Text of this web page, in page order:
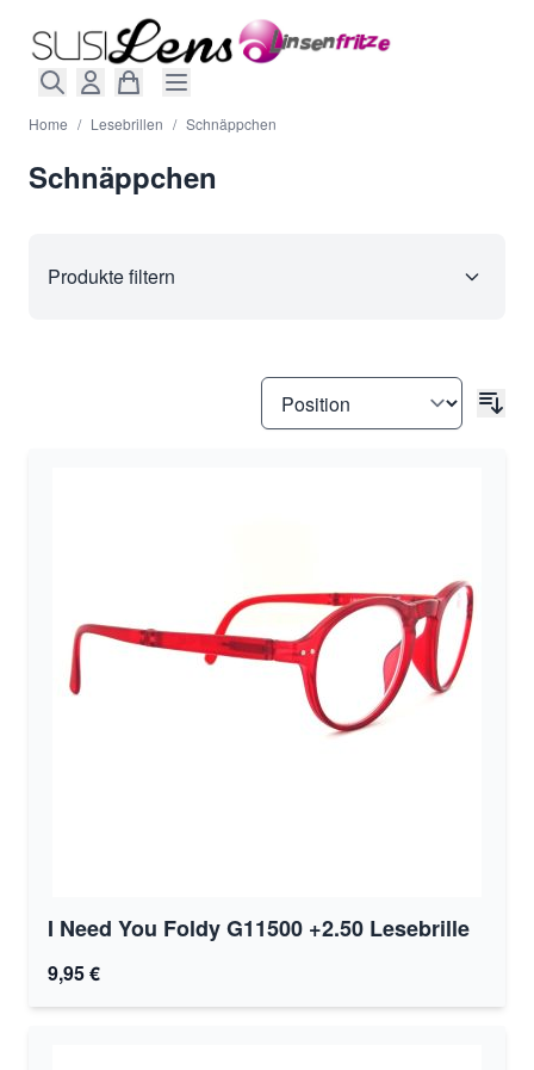
Home / Lesebrillen / Schnäppchen
Schnäppchen
Produkte filtern
I Need You Foldy G11500 +2.50 Lesebrille
9,95 €